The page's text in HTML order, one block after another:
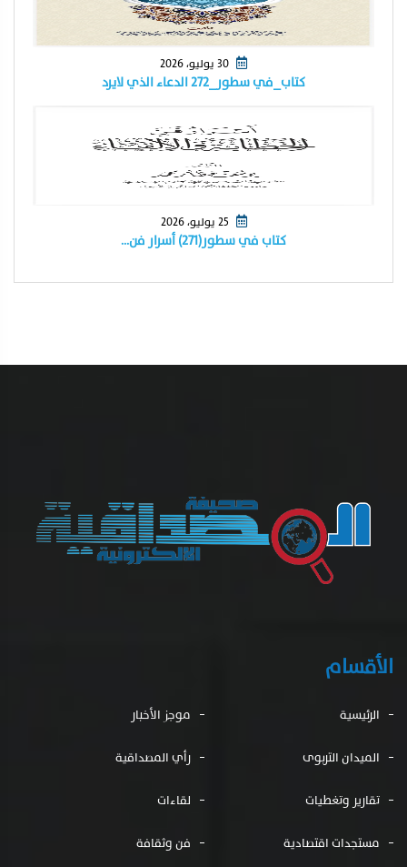
كتاب_في سطور_٢٧٢ الدعاء الذي لايرد
كتاب في سطور(٢٧١) أسرار فن…
الأقسام
الرئيسية موجز الأخبار
الميدان التربوى رأي المصداقية
تقارير وتغطيات لقاءات
مستجدات اقتصادية فن وثقافة